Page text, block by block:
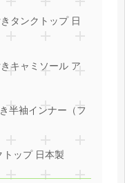
タンクトップ 日
キャミソール ア
半袖インナー（フ
トップ 日本製